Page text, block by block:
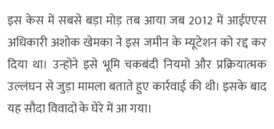
इस केस में सबसे बड़ा मोड़ तब आया जब 2012 में आईएएस
अधिकारी अशोक खेमका ने इस जमीन के म्यूटेशन को रद्द कर
दिया था। उन्होंने इसे भूमि चकबंदी नियमों और प्रक्रियात्मक
उल्लंघन से जुड़ा मामला बताते हुए कार्रवाई की थी। इसके बाद
यह सौदा विवादों के घेरे में आ गया।